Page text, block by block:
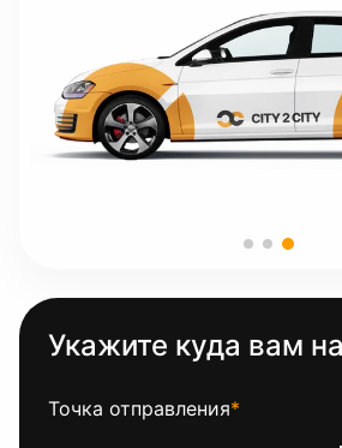
Укажите куда вам
Точка отправления*